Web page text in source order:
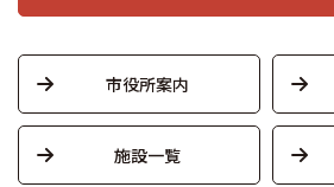
市役所案内
施設一覧